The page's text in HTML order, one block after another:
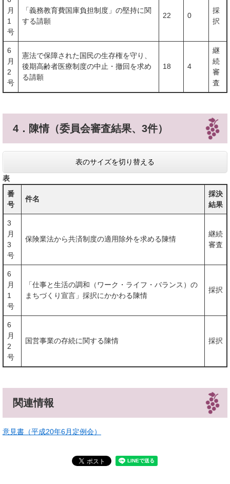
月
1
号
「義務教育費国庫負担制度」の堅持に関
する請願
22 0
採
択
6
月
2
号
憲法で保障された国民の生存権を守り、
後期高齢者医療制度の中止・撤回を求め
る請願
18 4
継
続
審
査
4．陳情（委員会審査結果、3件）
表のサイズを切り替える
表
番
号
件名
採決
結果
3
月
3
号
保険業法から共済制度の適用除外を求める陳情
継続
審査
6
月
1
号
「仕事と生活の調和（ワーク・ライフ・バランス）の
まちづくり宣言」採択にかかわる陳情
採択
6
月
2
号
国営事業の存続に関する陳情 採択
関連情報
意見書（平成20年6月定例会）